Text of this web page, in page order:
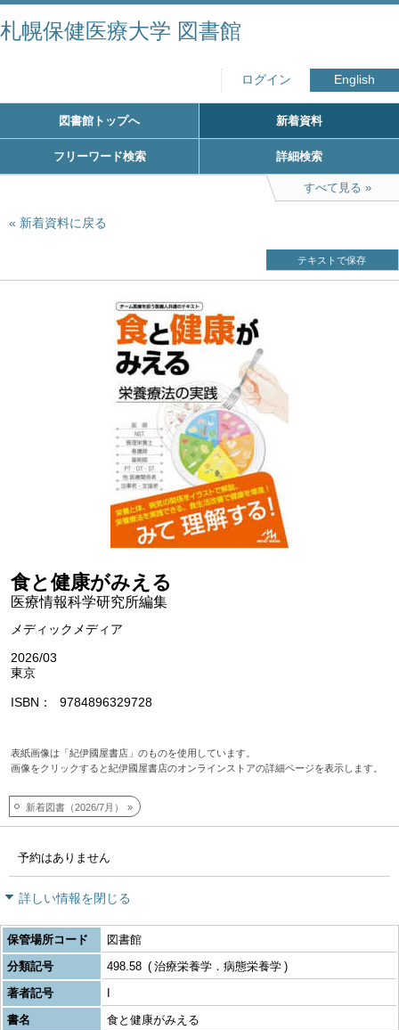
札幌保健医療大学 図書館
ログイン English
図書館トップへ 新着資料
フリーワード検索 詳細検索
すべて見る
新着資料に戻る
テキストで保存
食と健康がみえる
医療情報科学研究所編集
メディックメディア
2026/03
東京
ISBN 9784896329728
表紙画像は「紀伊國屋書店」のものを使用しています。
画像をクリックすると紀伊國屋書店のオンラインストアの詳細ページを表示します。
新着図書（2026/7月）
予約はありません
詳しい情報を閉じる
保管場所コード
図書館
分類記号
498.58
治療栄養学．病態栄養学
著者記号
書名
食と健康がみえる